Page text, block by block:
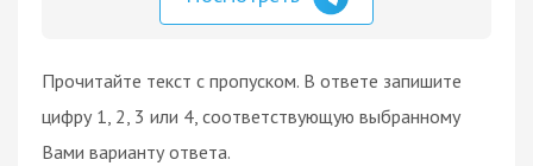
Прочитайте текст с пропуском. В ответе запишите
цифру 1, 2, 3 или 4, соответствующую выбранному
Вами варианту ответа.